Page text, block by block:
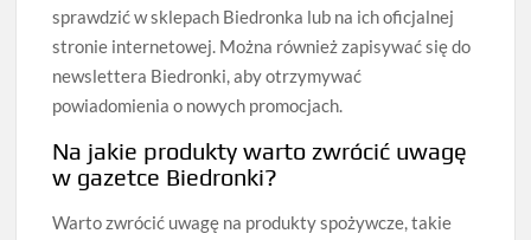
sprawdzić w sklepach Biedronka lub na ich oficjalnej
stronie internetowej. Można również zapisywać się do
newslettera Biedronki, aby otrzymywać
powiadomienia o nowych promocjach.
Na jakie produkty warto zwrócić uwagę
w gazetce Biedronki?
Warto zwrócić uwagę na produkty spożywcze, takie